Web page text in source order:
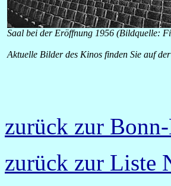
Saal bei der Eröffnung 1956 (Bildquelle:
Aktuelle Bilder des Kinos finden Sie auf der
zurück zur
zurück zur Liste